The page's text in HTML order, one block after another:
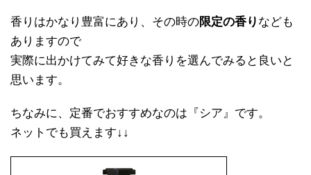
香りはかなり豊富にあり、その時の限定の香り なども
ありますので
実際に出かけてみて好きな香りを選んでみると良いと
思います。
ちなみに、定番でおすすめなのは『シア』です。
ネットでも買えます↓↓